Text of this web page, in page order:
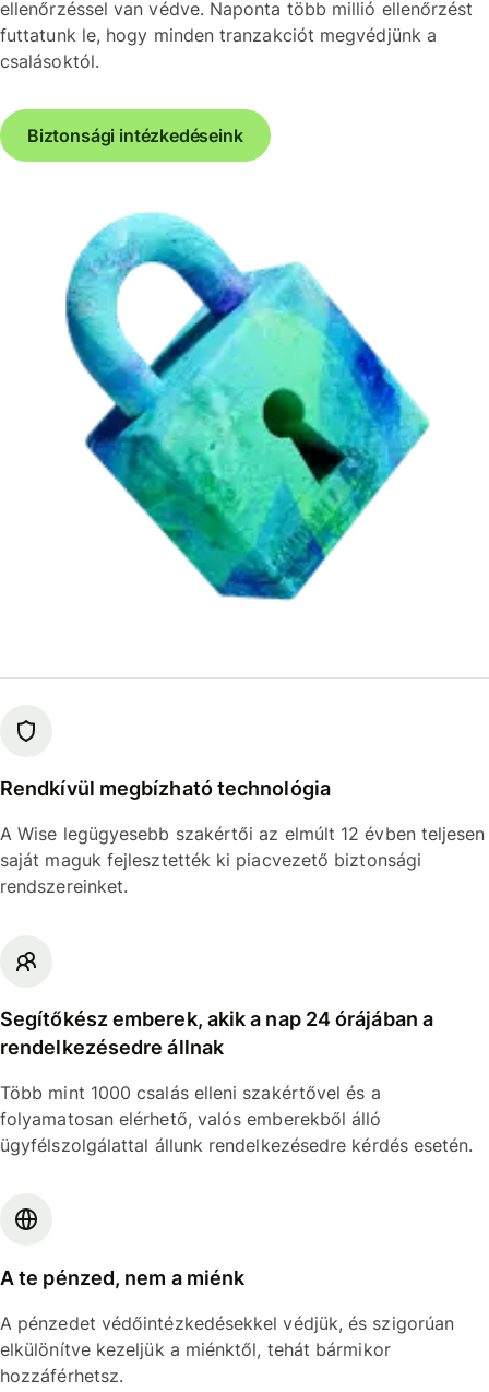
ellenőrzéssel van védve. Naponta több millió ellenőrzést
futtatunk le, hogy minden tranzakciót megvédjünk a
csalásoktól.
Biztonsági intézkedéseink
Rendkívül megbízható technológia
A Wise legügyesebb szakértői az elmúlt 12 évben teljesen
saját maguk fejlesztették ki piacvezető biztonsági
rendszereinket.
Segítőkész emberek, akik a nap 24 órájában a
rendelkezésedre állnak
Több mint 1000 csalás elleni szakértővel és a
folyamatosan elérhető, valós emberekből álló
ügyfélszolgálattal állunk rendelkezésedre kérdés esetén.
A te pénzed, nem a miénk
A pénzedet védőintézkedésekkel védjük, és szigorúan
elkülönítve kezeljük a miénktől, tehát bármikor
hozzáférhetsz.